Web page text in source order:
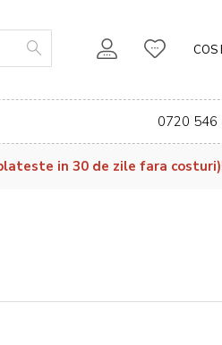
COS
0720 546
in 30 de zile fara